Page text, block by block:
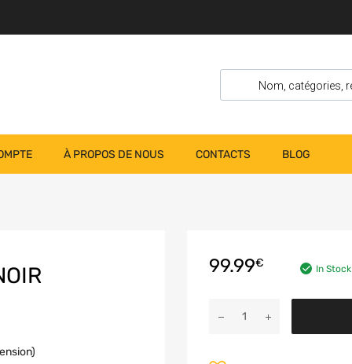
À PROPOS DE NOUS CONTACTS BLOG
99.99€ In Stock